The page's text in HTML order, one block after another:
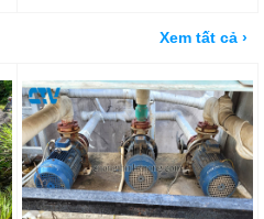
Xem tất cả ›